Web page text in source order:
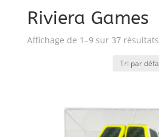
Riviera Games
Affichage de 1–9 sur 37 résultats